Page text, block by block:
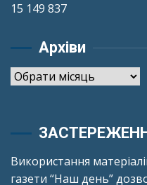
15 149 837
Архіви
Архіви
Використання
газети “Наш день”